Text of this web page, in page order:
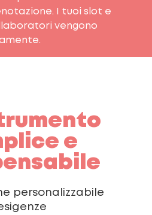
I tuoi slot e
vengono
e
personalizzabile